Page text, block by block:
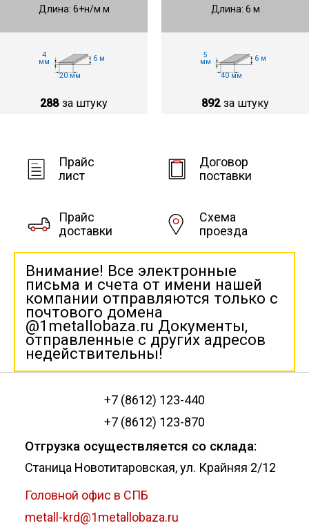
Длина: 6+н/м м
4
мм
6 м
20 мм
288 за штуку
Длина: 6 м
5
мм
6 м
40 мм
892 за штуку
Прайс
лист
Договор
поставки
Прайс
доставки
Схема
проезда
Внимание! Все электронные
письма и счета от имени нашей
компании отправляются только с
почтового домена
@1metallobaza.ru Документы,
отправленные с других адресов
недействительны!
+7 (8612) 123-440
+7 (8612) 123-870
Отгрузка осуществляется со склада:
Станица Новотитаровская, ул. Крайняя 2/12
Головной офис в СПБ
metall-krd@1metallobaza.ru